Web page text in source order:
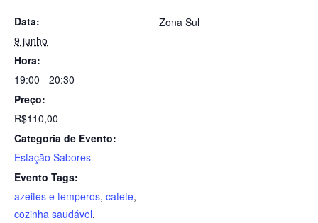
Data:
9 junho
Hora:
19:00 - 20:30
Preço:
R$110,00
Categoria de Evento:
Estação Sabores
Evento Tags:
azeites e temperos, catete,
cozinha saudável,
Zona Sul